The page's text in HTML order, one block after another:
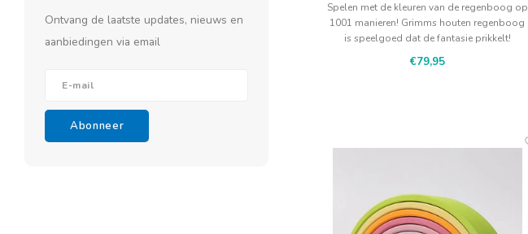
Ontvang de laatste updates, nieuws en
aanbiedingen via email
Abonneer
Spelen met de kleuren van de regenboog op
1001 manieren! Grimms houten regenboog
is speelgoed dat de fantasie prikkelt!
€79,95